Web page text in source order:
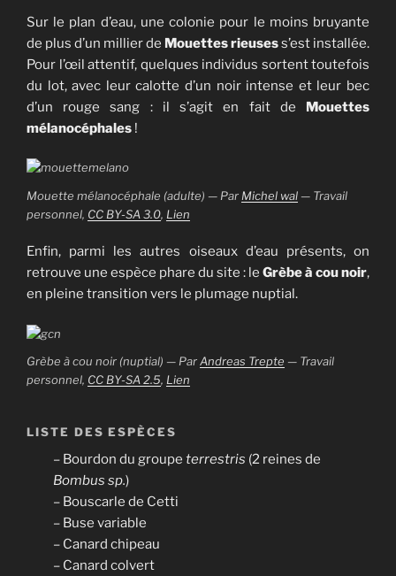
Sur le plan d’eau, une colonie pour le moins bruyante
de plus d’un millier de Mouettes rieusess’est installée.
Pour l’œil attentif, quelques individus sortent toutefois
du lot, avec leur calotte d’un noir intense et leur bec
d’un rouge sang : il s’agit en fait de Mouettes
mélanocéphales !
Mouette mélanocéphale (adulte) — Par Michel wal— Travail
personnel, CC BY-SA 3.0, Lien
Enfin, parmi les autres oiseaux d’eau présents, on
retrouve une espèce phare du site : le Grèbe à cou noir,
en pleine transition vers le plumage nuptial.
Grèbe à cou noir (nuptial) — ParAndreas Trepte — Travail
personnel, CC BY-SA 2.5, Lien
LISTE DES ESPÈCES
– Bourdon du groupe terrestris (2 reines de
Bombus sp.)
– Bouscarle de Cetti
– Buse variable
– Canard chipeau
– Canard colvert